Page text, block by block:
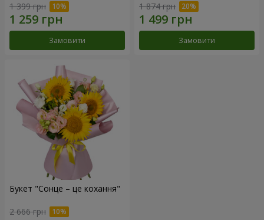
1 399 грн
Замовити
1 874 грн
Замовити
Букет "Сонце – це кохання"
2 666 грн